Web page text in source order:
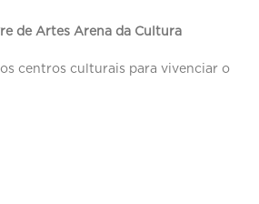
de Artes Arena da Cultura
centros culturais para vivenciar o